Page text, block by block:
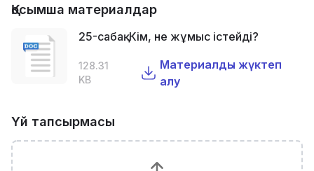
Қосымша материалдар
25-сабақ. Кім, не жұмыс істейді?
128.31
KB
Материалды жүктеп
алу
Үй тапсырмасы